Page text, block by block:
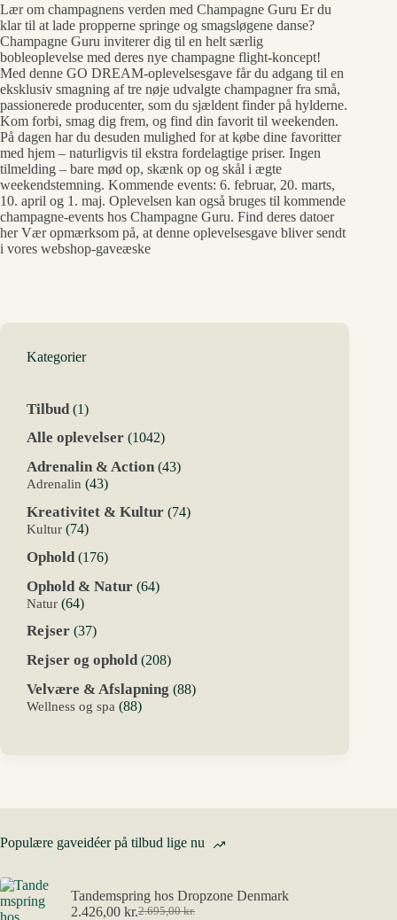
Lær om champagnens verden med Champagne Guru Er du
klar til at lade propperne springe og smagsløgene danse?
Champagne Guru inviterer dig til en helt særlig
bobleoplevelse med deres nye champagne flight-koncept!
Med denne GO DREAM-oplevelsesgave får du adgang til en
eksklusiv smagning af tre nøje udvalgte champagner fra små,
passionerede producenter, som du sjældent finder på hylderne.
Kom forbi, smag dig frem, og find din favorit til weekenden.
På dagen har du desuden mulighed for at købe dine favoritter
med hjem – naturligvis til ekstra fordelagtige priser. Ingen
tilmelding – bare mød op, skænk op og skål i ægte
weekendstemning. Kommende events: 6. februar, 20. marts,
10. april og 1. maj. Oplevelsen kan også bruges til kommende
champagne-events hos Champagne Guru. Find deres datoer
her Vær opmærksom på, at denne oplevelsesgave bliver sendt
i vores webshop-gaveæske
Kategorier
Tilbud 11
Alle oplevelser 10421042
Adrenalin & Action 4343
Adrenalin 4343
Kreativitet & Kultur 7474
Kultur 7474
Ophold 176176
Ophold & Natur 6464
Natur 6464
Rejser 3737
Rejser og ophold 208208
Velvære & Afslapning 8888
Wellness og spa 8888
Populære gaveidéer på tilbud lige nu
Tandemspring hos Dropzone Denmark
2.695,00kr.
2.426,00 kr.